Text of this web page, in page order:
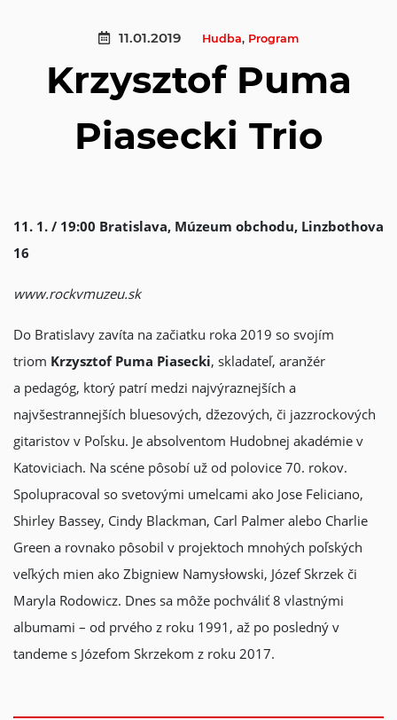
11.01.2019 Hudba, Program
Krzysztof Puma
Piasecki Trio
11. 1. / 19:00 Bratislava, Múzeum obchodu, Linzbothova
16
www.rockvmuzeu.sk
Do Bratislavy zavíta na začiatku roka 2019 so svojím
triom Krzysztof Puma Piasecki, skladateľ, aranžér
a pedagóg, ktorý patrí medzi najvýraznejších a
najvšestrannejších bluesových, džezových, či jazzrockových
gitaristov v Poľsku. Je absolventom Hudobnej akadémie v
Katoviciach. Na scéne pôsobí už od polovice 70. rokov.
Spolupracoval so svetovými umelcami ako Jose Feliciano,
Shirley Bassey, Cindy Blackman, Carl Palmer alebo Charlie
Green a rovnako pôsobil v projektoch mnohých poľských
veľkých mien ako Zbigniew Namysłowski, Józef Skrzek či
Maryla Rodowicz. Dnes sa môže pochváliť 8 vlastnými
albumami – od prvého z roku 1991, až po posledný v
tandeme s Józefom Skrzekom z roku 2017.